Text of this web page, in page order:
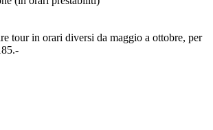
tour in orari diversi da maggio a ottobre, per